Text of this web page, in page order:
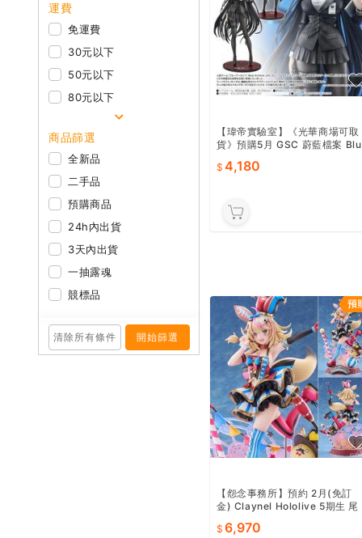
運費
免運費
30元以下
50元以下
80元以下
商品篩選
全新品
二手品
預購商品
24h內出貨
3天內出貨
一抽露魂
競標品
清除所有條件 開始篩選
【瑋帝實驗室】《光華商場可取
貨》預購5月 GSC 蔚藍檔案 Blu
4,180
【怨念事務所】預約 2月(免訂
金) Claynel Hololive 5期生 尾
6,970